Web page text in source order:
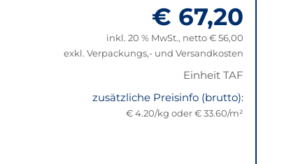
€ 67,20
inkl. 20 % MwSt., netto € 56,00
exkl. Verpackungs,- und Versandkosten
Einheit TAF
zusätzliche Preisinfo (brutto):
€ 4.20/kg oder € 33.60/m²